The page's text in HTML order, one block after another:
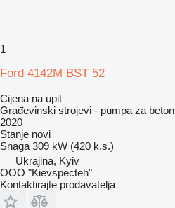
1
Ford 4142M BST 52
Cijena na upit
Građevinski strojevi - pumpa za beton
2020
Stanje novi
Snaga 309 kW (420 k.s.)
Ukrajina, Kyiv
OOO "Kievspecteh"
Kontaktirajte prodavatelja